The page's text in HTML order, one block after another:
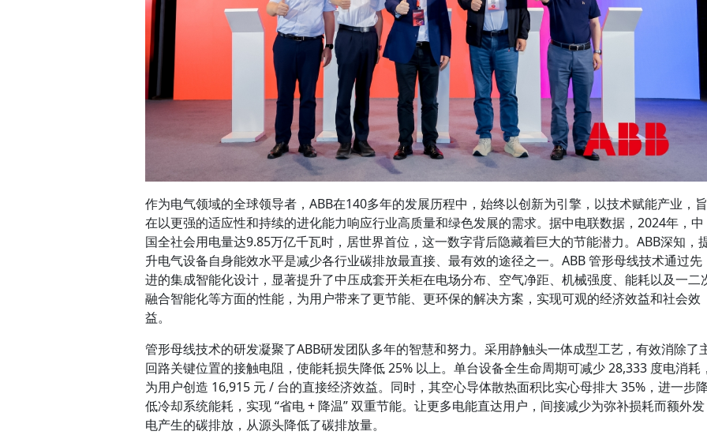
作为电气领域的全球领导者，ABB在140多年的发展历程中，始终以创新为引擎，以技术赋能产业，旨
在以更强的适应性和持续的进化能力响应行业高质量和绿色发展的需求。据中电联数据，2024年，中
国全社会用电量达9.85万亿千瓦时，居世界首位，这一数字背后隐藏着巨大的节能潜力。ABB深知，
升电气设备自身能效水平是减少各行业碳排放最直接、最有效的途径之一。ABB 管形母线技术通过先
进的集成智能化设计，显著提升了中压成套开关柜在电场分布、空气净距、机械强度、能耗以及一二
融合智能化等方面的性能，为用户带来了更节能、更环保的解决方案，实现可观的经济效益和社会效
益。
管形母线技术的研发凝聚了ABB研发团队多年的智慧和努力。采用静触头一体成型工艺，有效消除了
回路关键位置的接触电阻，使能耗损失降低 25% 以上。单台设备全生命周期可减少 28,333 度电消耗
为用户创造 16,915 元 / 台的直接经济效益。同时，其空心导体散热面积比实心母排大 35%，进一步
低冷却系统能耗，实现 “省电 + 降温” 双重节能。让更多电能直达用户，间接减少为弥补损耗而额外发
电产生的碳排放，从源头降低了碳排放量。